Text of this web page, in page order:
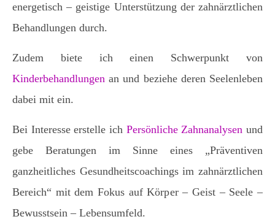
energetisch – geistige Unterstützung der zahnärztlichen
Behandlungen durch.
Zudem biete ich einen Schwerpunkt von
Kinderbehandlungen an und beziehe deren Seelenleben
dabei mit ein.
Bei Interesse erstelle ich Persönliche Zahnanalysen und
gebe Beratungen im Sinne eines „Präventiven
ganzheitliches Gesundheitscoachings im zahnärztlichen
Bereich“ mit dem Fokus auf Körper – Geist – Seele –
Bewusstsein – Lebensumfeld.